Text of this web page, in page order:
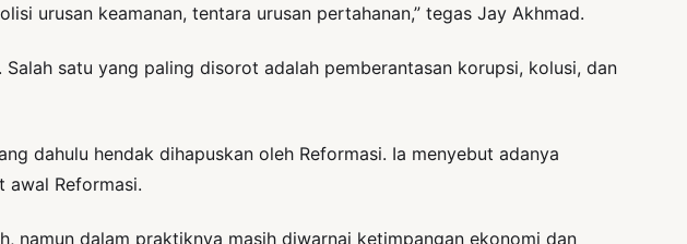
urusan keamanan, tentara urusan pertahanan,” tegas Jay Akhmad.
satu yang paling disorot adalah pemberantasan korupsi, kolusi, dan
dahulu hendak dihapuskan oleh Reformasi. Ia menyebut adanya
awal Reformasi.
namun dalam praktiknya masih diwarnai ketimpangan ekonomi dan